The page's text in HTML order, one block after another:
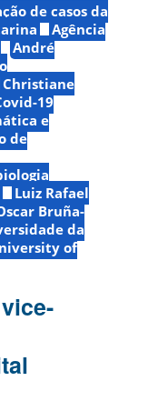
de casos da
Agência
André
Christiane
19
e
de
Luiz Rafael
Bruña-
da
of